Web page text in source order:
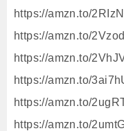
https://amzn.to/
https://amzn.to/
https://amzn.to/
https://amzn.to/
https://amzn.to/
https://amzn.to/